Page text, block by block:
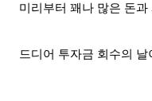
미리부터 꽤나 많은 돈
드디어 투자금 회수의 날